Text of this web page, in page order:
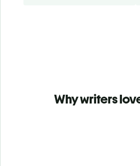
Why writers